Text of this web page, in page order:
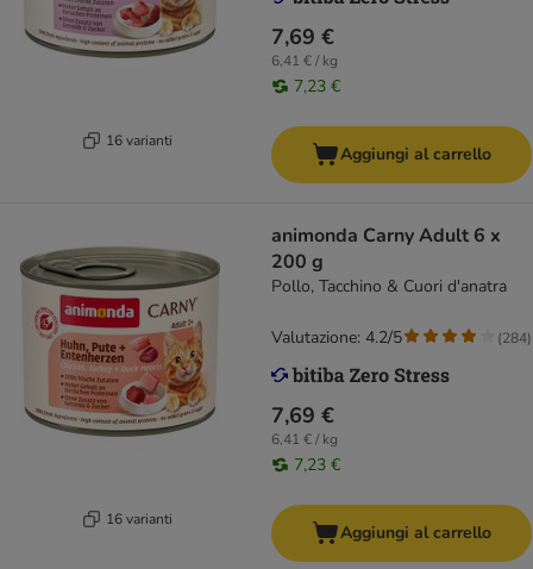
16 varianti
7,69 €
6,41 € / kg
7,23 €
Aggiungi al carrello
16 varianti
animonda Carny Adult 6 x
200 g
Pollo, Tacchino & Cuori d'anatra
7,69 €
6,41 € / kg
7,23 €
Valutazione: 4.2/5 (284)
Aggiungi al carrello